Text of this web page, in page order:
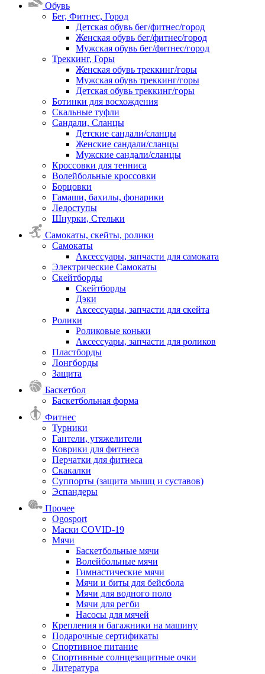
Обувь
Бег, Фитнес, Город
Детская обувь бег/фитнес/город
Женская обувь бег/фитнес/город
Мужская обувь бег/фитнес/город
Треккинг, Горы
Женская обувь треккинг/горы
Мужская обувь треккинг/горы
Детская обувь треккинг/горы
Ботинки для восхождения
Скальные туфли
Сандали, Сланцы
Детские сандали/сланцы
Женские сандали/сланцы
Мужские сандали/сланцы
Кроссовки для тенниса
Волейбольные кроссовки
Борцовки
Гамаши, бахилы, фонарики
Ледоступы
Шнурки, Стельки
Самокаты, скейты, ролики
Самокаты
Аксессуары, запчасти для самоката
Электрические Самокаты
Скейтборды
Скейтборды
Дэки
Аксессуары, запчасти для скейта
Ролики
Роликовые коньки
Аксессуары, запчасти для роликов
Пластборды
Лонгборды
Защита
Баскетбол
Баскетбольная форма
Фитнес
Турники
Гантели, утяжелители
Коврики для фитнеса
Перчатки для фитнеса
Скакалки
Суппорты (защита мышц и суставов)
Эспандеры
Прочее
Ogosport
Маски COVID-19
Мячи
Баскетбольные мячи
Волейбольные мячи
Гимнастические мячи
Мячи и биты для бейсбола
Мячи для водного поло
Мячи для регби
Насосы для мячей
Крепления и багажники на машину
Подарочные сертификаты
Спортивное питание
Спортивные солнцезащитные очки
Литература